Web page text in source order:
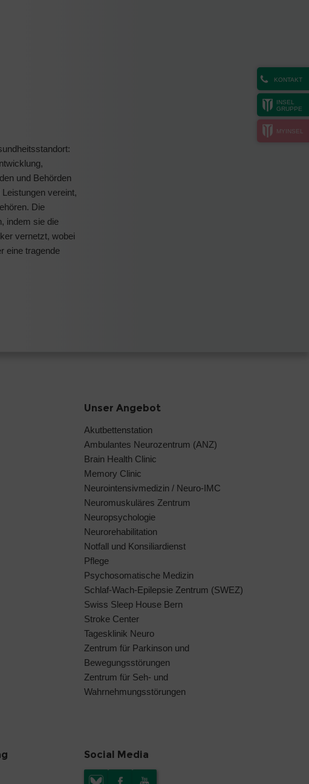
KONTAKT
INSEL
GRUPPE
MYINSEL
und Behörden
vereint,
Die
indem sie die
vernetzt, wobei
eine tragende
Unser Angebot
Akutbettenstation
Ambulantes Neurozentrum (ANZ)
Brain Health Clinic
Memory Clinic
Neurointensivmedizin / Neuro-IMC
Neuromuskuläres Zentrum
Neuropsychologie
Neurorehabilitation
Notfall und Konsiliardienst
Pflege
Psychosomatische Medizin
Schlaf-Wach-Epilepsie Zentrum (SWEZ)
Swiss Sleep House Bern
Stroke Center
Tagesklinik Neuro
Zentrum für Parkinson und
Bewegungsstörungen
Zentrum für Seh- und
Wahrnehmungsstörungen
Social Media